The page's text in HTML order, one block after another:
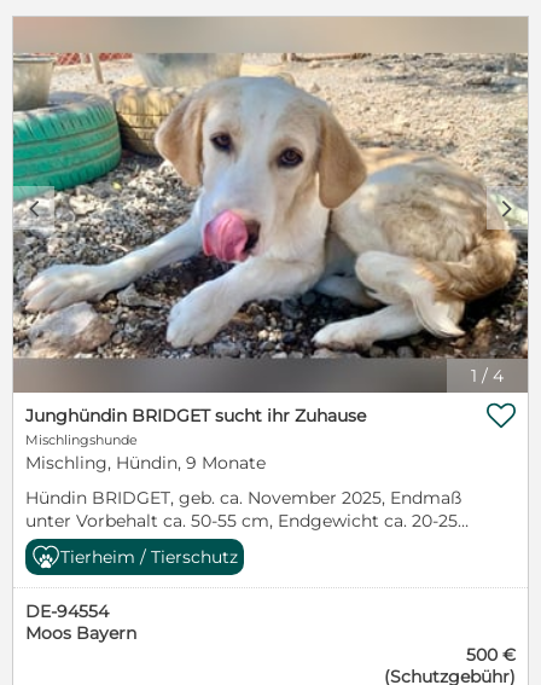
1 / 4
c d
Junghündin BRIDGET sucht ihr Zuhause
Mischlingshunde
Mischling, Hündin, 9 Monate
Hündin BRIDGET, geb. ca. November 2025, Endmaß
unter Vorbehalt ca. 50-55 cm, Endgewicht ca. 20-25
Kilo, Zuhause oder Pflegestelle gesucht ab Mitte Juli.
Manchmal braucht es gar nicht viel, um ein Herz zu
erobern – ein treuer Blick, ein fröhliches
Schwanzwedeln und die ehrliche Freude,
gemeinsam mit seinen Menschen die Welt zu
entdecken. Genau das zeichnet Bridget und Bud aus.

Tierheim / Tierschutz
DE-94554
Moos Bayern
500 €
(Schutzgebühr)